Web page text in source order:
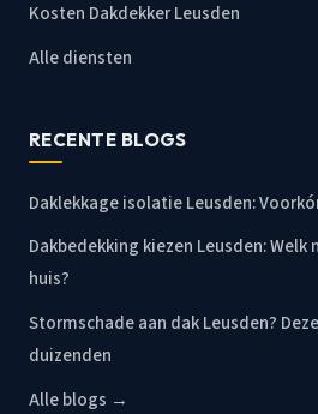
Kosten Dakdekker Leusden
Alle diensten
RECENTE BLOGS
Daklekkage isolatie Leusden:
Dakbedekking kiezen Leusden:
huis?
Stormschade aan dak Leusden?
duizenden
Alle blogs →